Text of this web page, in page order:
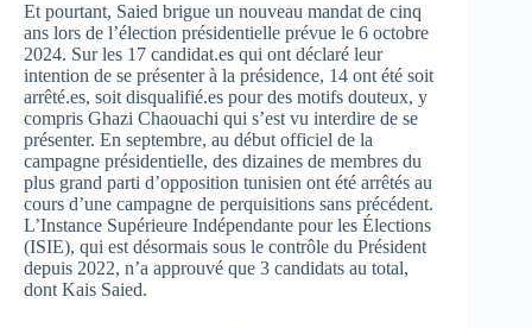
Et pourtant, Saied brigue un nouveau mandat de cinq
ans lors de l’élection présidentielle prévue le 6 octobre
2024. Sur les 17 candidat.es qui ont déclaré leur
intention de se présenter à la présidence, 14 ont été soit
arrêté.es, soit disqualifié.es pour des motifs douteux, y
compris Ghazi Chaouachi qui s’est vu interdire de se
présenter. En septembre, au début officiel de la
campagne présidentielle, des dizaines de membres du
plus grand parti d’opposition tunisien ont été arrêtés au
cours d’une campagne de perquisitions sans précédent.
L’Instance Supérieure Indépendante pour les Élections
(ISIE), qui est désormais sous le contrôle du Président
depuis 2022, n’a approuvé que 3 candidats au total,
dont Kais Saied.